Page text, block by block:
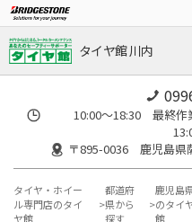
タイヤ館 川内
10:00～18:30 最終作
〒895-0036 鹿児島県
タイヤ・ホイー
ル専門店のタイ
ヤ館
都道府
県から
探す
鹿児島
のタイ
館